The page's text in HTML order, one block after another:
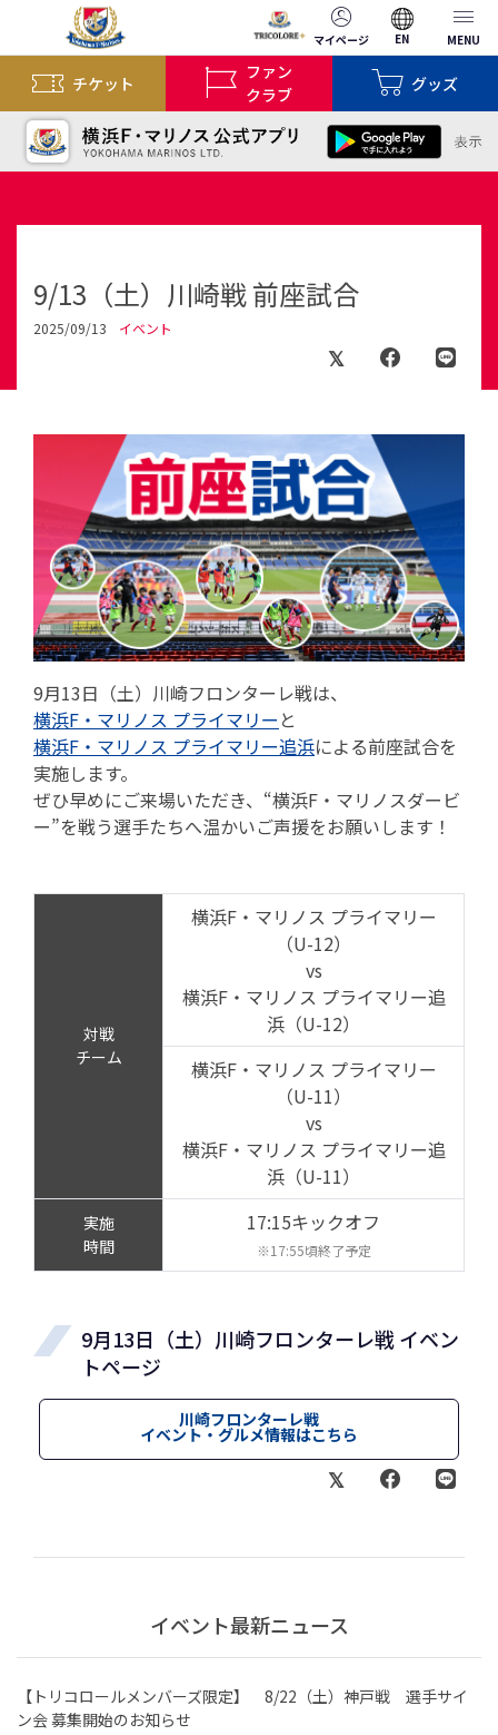
マイページ EN MENU
チケット
ファン
クラブ
グッズ
9/13（土）川崎戦 前座試合
2025/09/13 イベント
9月13日（土）川崎フロンターレ戦は、
横浜F・マリノス プライマリー と
横浜F・マリノス プライマリー追浜による前座試合を
実施します。
ぜひ早めにご来場いただき、“横浜F・マリノスダービ
ー”を戦う選手たちへ温かいご声援をお願いします！
対戦
チーム
横浜F・マリノス プライマリー
（U-12）
vs
横浜F・マリノス プライマリー追
浜（U-12）
横浜F・マリノス プライマリー
（U-11）
vs
横浜F・マリノス プライマリー追
浜（U-11）
実施
時間
17:15キックオフ
※17:55頃終了予定
9月13日（土）川崎フロンターレ戦 イベン
トページ
川崎フロンターレ戦
イベント・グルメ情報はこちら
イベント最新ニュース
【トリコロールメンバーズ限定】 8/22（土）神戸戦 選手サイ
ン会 募集開始のお知らせ